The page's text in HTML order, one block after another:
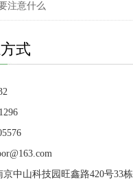
注意什么
式
中山科技园旺鑫路420号33栋